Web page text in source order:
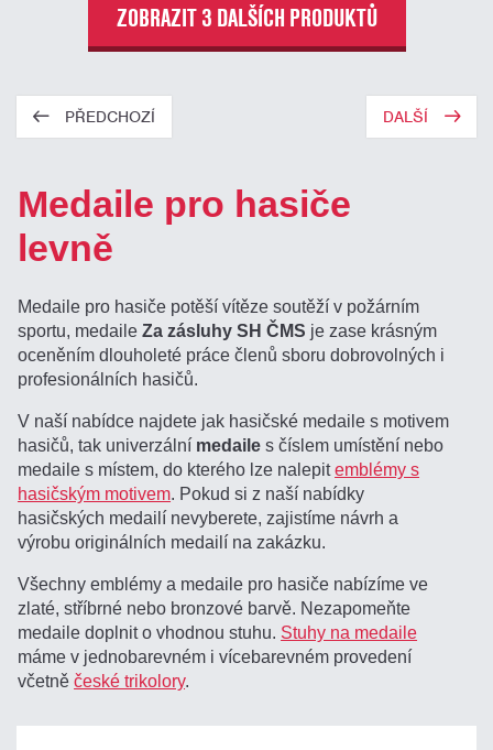
ZOBRAZIT 3 DALŠÍCH PRODUKTŮ
PŘEDCHOZÍ DALŠÍ
Medaile pro hasiče
levně
Medaile pro hasiče potěší vítěze soutěží v požárním
sportu, medaileZa zásluhy SH ČMS je zase krásným
oceněním dlouholeté práce členů sboru dobrovolných i
profesionálních hasičů.
V naší nabídce najdete jak hasičské medaile s motivem
hasičů, tak univerzální medaile s číslem umístění nebo
medaile s místem, do kterého lze nalepitemblémy s
hasičským motivem. Pokud si z naší nabídky
hasičských medailí nevyberete, zajistíme návrh a
výrobu originálních medailí na zakázku.
Všechny emblémy a medaile pro hasiče nabízíme ve
zlaté, stříbrné nebo bronzové barvě. Nezapomeňte
medaile doplnit o vhodnou stuhu. Stuhy na medaile
máme v jednobarevném i vícebarevném provedení
včetněčeské trikolory.